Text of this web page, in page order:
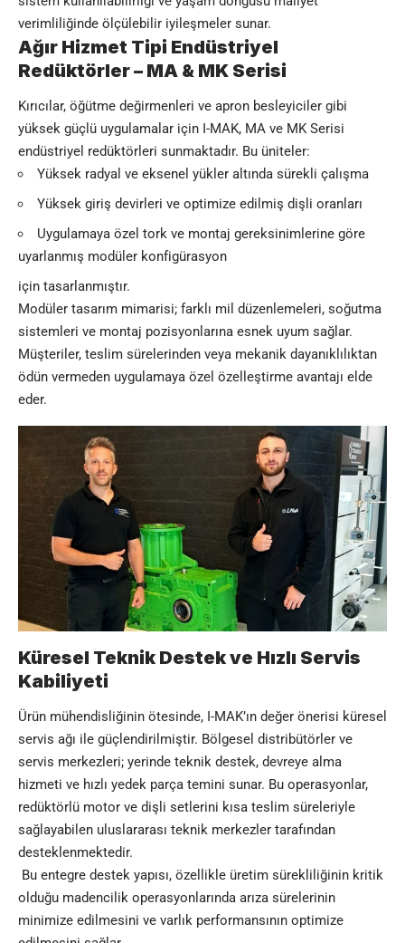
verimliliğinde ölçülebilir iyileşmeler sunar.
Ağır Hizmet Tipi Endüstriyel
Redüktörler – MA & MK Serisi
Kırıcılar, öğütme değirmenleri ve apron besleyiciler gibi
yüksek güçlü uygulamalar için I-MAK, MA ve MK Serisi
endüstriyel redüktörleri sunmaktadır. Bu üniteler:
Yüksek radyal ve eksenel yükler altında sürekli çalışma
Yüksek giriş devirleri ve optimize edilmiş dişli oranları
Uygulamaya özel tork ve montaj gereksinimlerine göre
uyarlanmış modüler konfigürasyon
için tasarlanmıştır.
Modüler tasarım mimarisi; farklı mil düzenlemeleri, soğutma
sistemleri ve montaj pozisyonlarına esnek uyum sağlar.
Müşteriler, teslim sürelerinden veya mekanik dayanıklılıktan
ödün vermeden uygulamaya özel özelleştirme avantajı elde
eder.
Küresel Teknik Destek ve Hızlı Servis
Kabiliyeti
Ürün mühendisliğinin ötesinde, I-MAK’ın değer önerisi küresel
servis ağı ile güçlendirilmiştir. Bölgesel distribütörler ve
servis merkezleri; yerinde teknik destek, devreye alma
hizmeti ve hızlı yedek parça temini sunar. Bu operasyonlar,
redüktörlü motor ve dişli setlerini kısa teslim süreleriyle
sağlayabilen uluslararası teknik merkezler tarafından
desteklenmektedir.
Bu entegre destek yapısı, özellikle üretim sürekliliğinin kritik
olduğu madencilik operasyonlarında arıza sürelerinin
minimize edilmesini ve varlık performansının optimize